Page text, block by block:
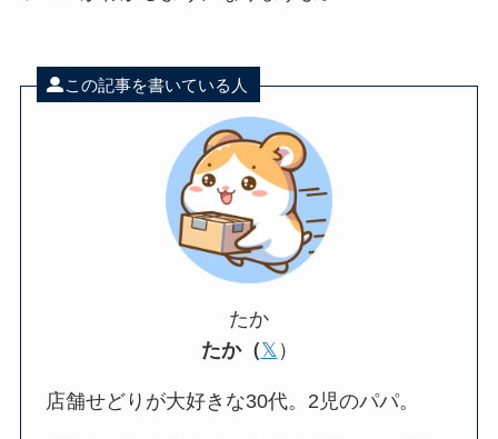
この記事を書いている人
たか
たか（𝕏 ）
店舗せどりが大好きな30代。2児のパパ。